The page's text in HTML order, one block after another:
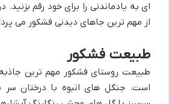
ای به یادماندنی را برای خود رقم بزنید.
از مهم ترین جاهای دیدنی فشکور می
طبیعت فشکور
طبیعت روستای فشکور مهم ترین
است. جنگل های انبوه با درختان سر